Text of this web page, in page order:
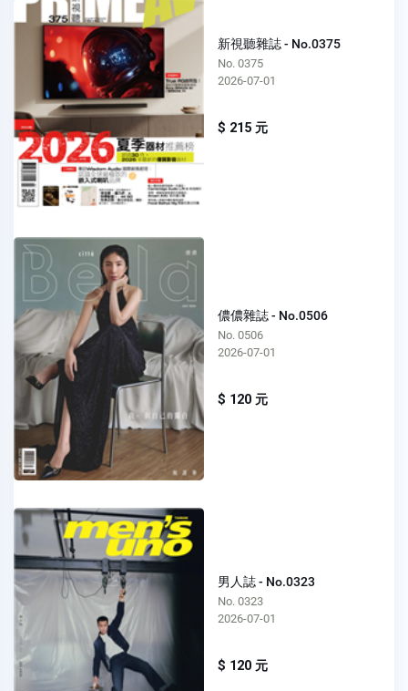
新視聽雜誌 - No.0375
No. 0375
2026-07-01
$ 215 元
儂儂雜誌 - No.0506
No. 0506
2026-07-01
$ 120 元
男人誌 - No.0323
No. 0323
2026-07-01
$ 120 元